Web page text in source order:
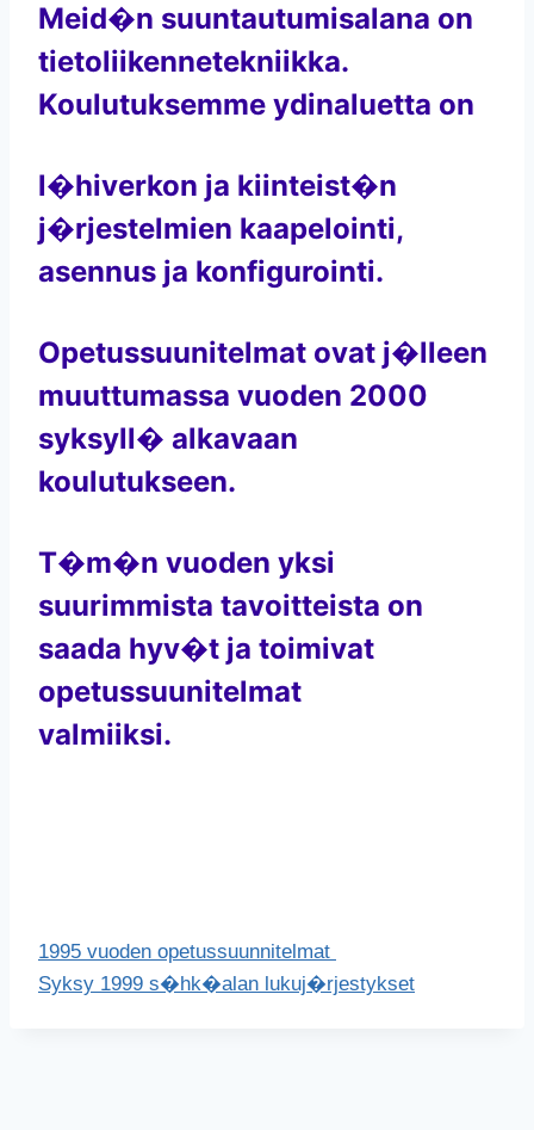
Meid�n suuntautumisalana on
tietoliikennetekniikka.
Koulutuksemme ydinaluetta on
l�hiverkon ja kiinteist�n
j�rjestelmien kaapelointi,
asennus ja konfigurointi.
Opetussuunitelmat ovat j�lleen
muuttumassa vuoden 2000
syksyll� alkavaan
koulutukseen.
T�m�n vuoden yksi
suurimmista tavoitteista on
saada hyv�t ja toimivat
opetussuunitelmat
valmiiksi.
1995 vuoden opetussuunnitelmat
Syksy 1999 s�hk�alan lukuj�rjestykset